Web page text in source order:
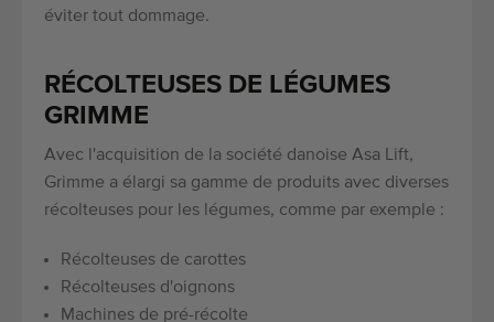
éviter tout dommage.
RÉCOLTEUSES DE LÉGUMES
GRIMME
Avec l'acquisition de la société danoise Asa Lift,
Grimme a élargi sa gamme de produits avec diverses
récolteuses pour les légumes, comme par exemple :
Récolteuses de carottes
Récolteuses d'oignons
Machines de pré-récolte